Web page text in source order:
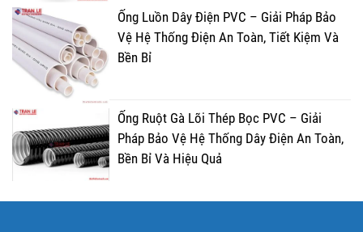
Ống Luồn Dây Điện PVC – Giải Pháp Bảo
Vệ Hệ Thống Điện An Toàn, Tiết Kiệm Và
Bền Bỉ
Ống Ruột Gà Lõi Thép Bọc PVC – Giải
Pháp Bảo Vệ Hệ Thống Dây Điện An Toàn,
Bền Bỉ Và Hiệu Quả